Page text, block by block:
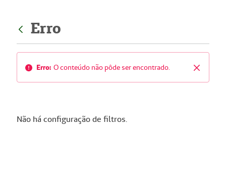
Erro
Fechar
Erro: O conteúdo não pôde ser encontrado.
Não há configuração de filtros.